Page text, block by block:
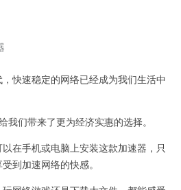
速稳定的网络已经成为我们生活中
们带来了更为经济实惠的选择。
手机或电脑上安装这款加速器，只
到加速网络的快感。